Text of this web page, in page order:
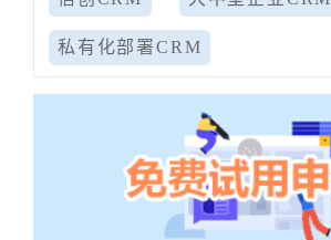
私有化部署CRM